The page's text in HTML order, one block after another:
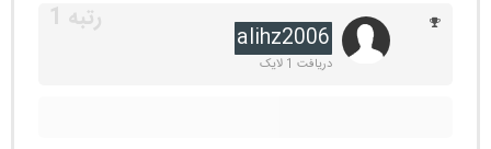
alihz2006
دریافت 1 لایک